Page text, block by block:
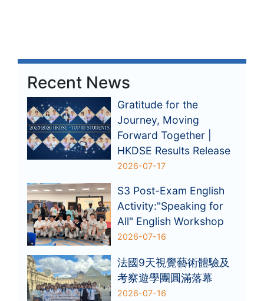
Recent News
Gratitude for the
Journey, Moving
Forward Together |
HKDSE Results Release
2026-07-17
S3 Post-Exam English
Activity:"Speaking for
All" English Workshop
2026-07-16
法國9天視覺藝術體驗及
考察遊學團圓滿落幕
2026-07-16